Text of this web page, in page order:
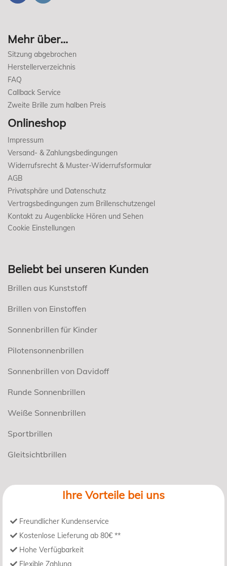
Mehr über...
Sitzung abgebrochen
Herstellerverzeichnis
FAQ
Callback Service
Zweite Brille zum halben Preis
Onlineshop
Impressum
Versand- & Zahlungsbedingungen
Widerrufsrecht & Muster-Widerrufsformular
AGB
Privatsphäre und Datenschutz
Vertragsbedingungen zum Brillenschutzengel
Kontakt zu Augenblicke Hören und Sehen
Cookie Einstellungen
Beliebt bei unseren Kunden
Brillen aus Kunststoff
Brillen von Einstoffen
Sonnenbrillen für Kinder
Pilotensonnenbrillen
Sonnenbrillen von Davidoff
Runde Sonnenbrillen
Weiße Sonnenbrillen
Sportbrillen
Gleitsichtbrillen
Ihre Vorteile bei uns
Freundlicher Kundenservice
Kostenlose Lieferung ab 80€ **
Hohe Verfügbarkeit
Flexible Zahlung